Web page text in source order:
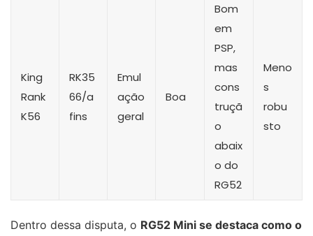
King
Rank
K56
RK35
66/a
fins
Emul
ação
geral
Boa
Bom
em
PSP,
mas
cons
truçã
o
abaix
o do
RG52
Meno
s
robu
sto
Dentro dessa disputa, o RG52 Mini se destaca como o